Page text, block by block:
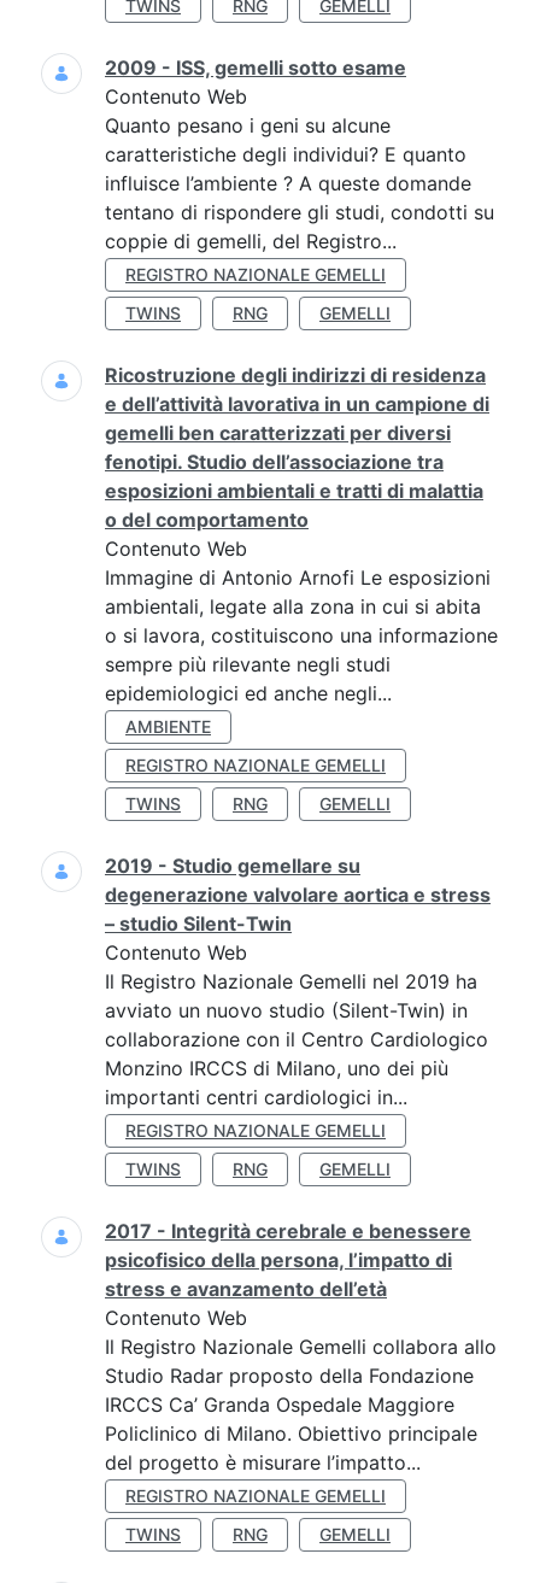
TWINS RNG GEMELLI
2009 - ISS, gemelli sotto esame
Contenuto Web
Quanto pesano i geni su alcune
caratteristiche degli individui? E quanto
influisce l’ambiente ? A queste domande
tentano di rispondere gli studi, condotti su
coppie di gemelli, del Registro...
REGISTRO NAZIONALE GEMELLI
TWINS
RNG GEMELLI
Ricostruzione degli indirizzi di residenza
e dell’attività lavorativa in un campione di
gemelli ben caratterizzati per diversi
fenotipi. Studio dell’associazione tra
esposizioni ambientali e tratti di malattia
o del comportamento
Contenuto Web
Immagine di Antonio Arnofi Le esposizioni
ambientali, legate alla zona in cui si abita
o si lavora, costituiscono una informazione
sempre più rilevante negli studi
epidemiologici ed anche negli...
AMBIENTE
REGISTRO NAZIONALE GEMELLI
TWINS
RNG GEMELLI
2019 - Studio gemellare su
degenerazione valvolare aortica e stress
– studio Silent-Twin
Contenuto Web
Il Registro Nazionale Gemelli nel 2019 ha
avviato un nuovo studio (Silent-Twin) in
collaborazione con il Centro Cardiologico
Monzino IRCCS di Milano, uno dei più
importanti centri cardiologici in...
REGISTRO NAZIONALE GEMELLI
TWINS
RNG GEMELLI
2017 - Integrità cerebrale e benessere
psicofisico della persona, l’impatto di
stress e avanzamento dell’età
Contenuto Web
Il Registro Nazionale Gemelli collabora allo
Studio Radar proposto della Fondazione
IRCCS Ca’ Granda Ospedale Maggiore
Policlinico di Milano. Obiettivo principale
del progetto è misurare l’impatto...
REGISTRO NAZIONALE GEMELLI
TWINS
RNG GEMELLI